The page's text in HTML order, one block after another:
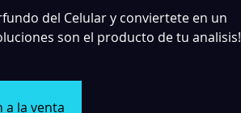
del Celular y conviertete en un
son el producto de tu analisis!
a la venta